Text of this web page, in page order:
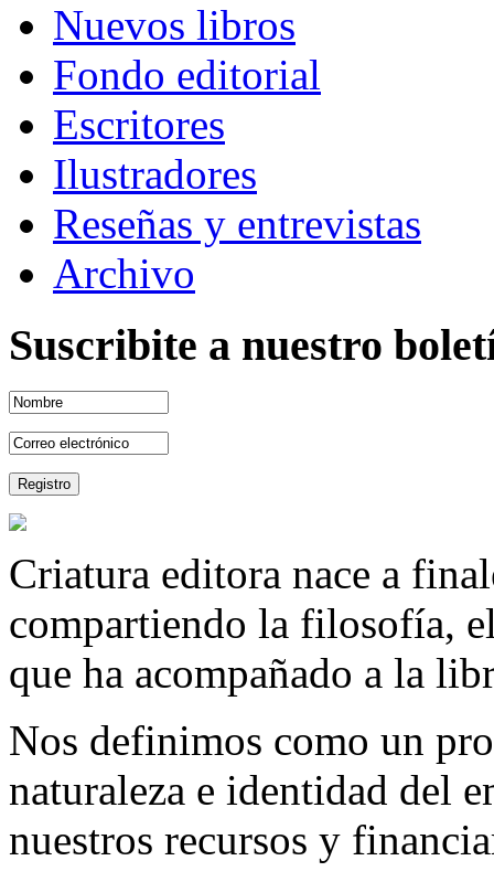
Nuevos libros
Fondo editorial
Escritores
Ilustradores
Reseñas y entrevistas
Archivo
Suscribite a nuestro
Criatura editora nace a
compartiendo la filosofía,
que ha acompañado a la
Nos definimos como un
naturaleza e identidad del
nuestros recursos y